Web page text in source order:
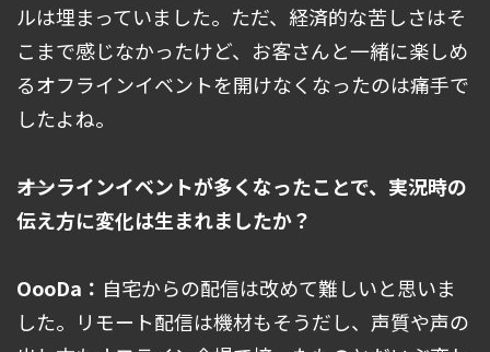
ルは埋まっていました。ただ、経済的な苦しさはそ
こまで感じなかったけど、お客さんと一緒に楽しめ
るオフラインイベントを開けなくなったのは痛手で
したよね。
――オンラインイベントが多くなったことで、実況時の
伝え方に変化は生まれましたか？
OooDa： 自宅からの配信は改めて難しいと思いま
した。リモート配信は機材もそうだし、声質や声の